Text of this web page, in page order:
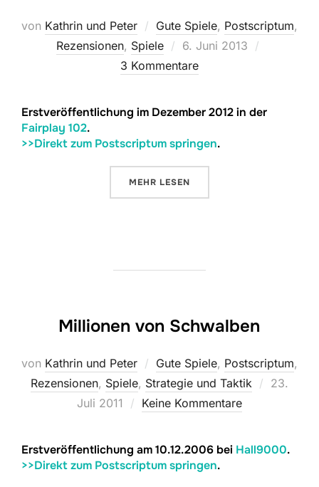
von Kathrin und Peter Gute Spiele, Postscriptum,
Rezensionen, Spiele
Veröffentlicht
am
6. Juni 2013
3 Kommentare
Erstveröffentlichung im Dezember 2012 in der
Fairplay 102.
>>Direkt zum Postscriptum springen.
MEHR ÜBER „QWIXX“
LESEN
Millionen von Schwalben
von Kathrin und Peter Gute Spiele, Postscriptum,
Rezensionen, Spiele, Strategie und Taktik
23.
Juli 2011
Keine Kommentare
Erstveröffentlichung am 10.12.2006 bei Hall9000.
>>Direkt zum Postscriptum springen.